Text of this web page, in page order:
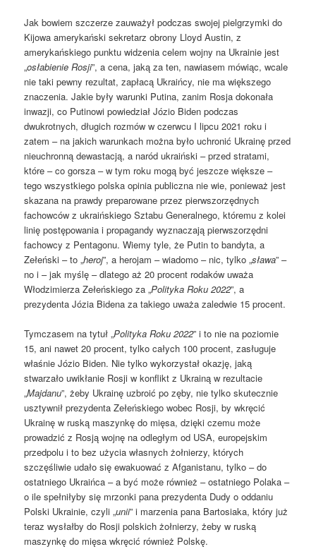
Jak bowiem szczerze zauważył podczas swojej pielgrzymki do
Kijowa amerykański sekretarz obrony Lloyd Austin, z
amerykańskiego punktu widzenia celem wojny na Ukrainie jest
„osłabienie Rosji”, a cena, jaką za ten, nawiasem mówiąc, wcale
nie taki pewny rezultat, zapłacą Ukraińcy, nie ma większego
znaczenia. Jakie były warunki Putina, zanim Rosja dokonała
inwazji, co Putinowi powiedział Józio Biden podczas
dwukrotnych, długich rozmów w czerwcu I lipcu 2021 roku i
zatem – na jakich warunkach można było uchronić Ukrainę przed
nieuchronną dewastacją, a naród ukraiński – przed stratami,
które – co gorsza – w tym roku mogą być jeszcze większe –
tego wszystkiego polska opinia publiczna nie wie, ponieważ jest
skazana na prawdy preparowane przez pierwszorzędnych
fachowców z ukraińskiego Sztabu Generalnego, któremu z kolei
linię postępowania i propagandy wyznaczają pierwszorzędni
fachowcy z Pentagonu. Wiemy tyle, że Putin to bandyta, a
Zełeński – to „heroj”, a herojam – wiadomo – nic, tylko „sława” –
no i – jak myślę – dlatego aż 20 procent rodaków uważa
Włodzimierza Zełeńskiego za „Polityka Roku 2022”, a
prezydenta Józia Bidena za takiego uważa zaledwie 15 procent.
Tymczasem na tytuł „Polityka Roku 2022” i to nie na poziomie
15, ani nawet 20 procent, tylko całych 100 procent, zasługuje
właśnie Józio Biden. Nie tylko wykorzystał okazję, jaką
stwarzało uwikłanie Rosji w konflikt z Ukrainą w rezultacie
„Majdanu”, żeby Ukrainę uzbroić po zęby, nie tylko skutecznie
usztywnił prezydenta Zełeńskiego wobec Rosji, by wkręcić
Ukrainę w ruską maszynkę do mięsa, dzięki czemu może
prowadzić z Rosją wojnę na odległym od USA, europejskim
przedpolu i to bez użycia własnych żołnierzy, których
szczęśliwie udało się ewakuować z Afganistanu, tylko – do
ostatniego Ukraińca – a być może również – ostatniego Polaka –
o ile spełniłyby się mrzonki pana prezydenta Dudy o oddaniu
Polski Ukrainie, czyli „unii” i marzenia pana Bartosiaka, który już
teraz wysłałby do Rosji polskich żołnierzy, żeby w ruską
maszynkę do mięsa wkręcić również Polskę.